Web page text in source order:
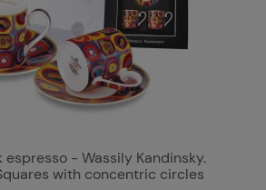
espresso - Wassily Kandinsky.
with concentric circles